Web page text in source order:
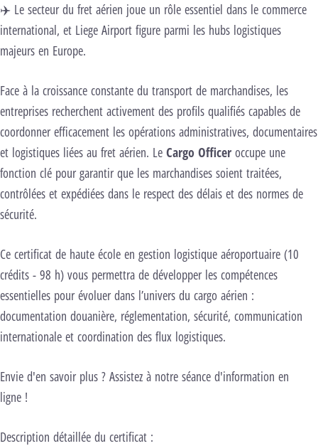
✈️ Le secteur du fret aérien joue un rôle essentiel dans le commerce
international, et Liege Airport figure parmi les hubs logistiques
majeurs en Europe.
Face à la croissance constante du transport de marchandises, les
entreprises recherchent activement des profils qualifiés capables de
coordonner efficacement les opérations administratives, documentaires
et logistiques liées au fret aérien. Le Cargo Officer occupe une
fonction clé pour garantir que les marchandises soient traitées,
contrôlées et expédiées dans le respect des délais et des normes de
sécurité.
Ce certificat de haute école en gestion logistique aéroportuaire (10
crédits - 98 h) vous permettra de développer les compétences
essentielles pour évoluer dans l’univers du cargo aérien :
documentation douanière, réglementation, sécurité, communication
internationale et coordination des flux logistiques.
Envie d'en savoir plus ? Assistez à notre séance d'information en
ligne !
Description détaillée du certificat :